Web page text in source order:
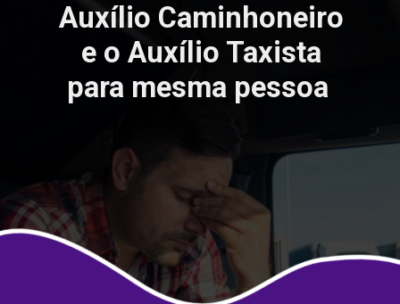
Auxílio Caminhoneiro
e o Auxílio Taxista
para mesma pessoa